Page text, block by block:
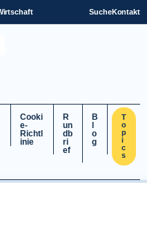
SucheKontakt
Cooki
e-
Richtl
inie
R
un
db
ri
ef
B
o
g
T
o
p
i
c
s